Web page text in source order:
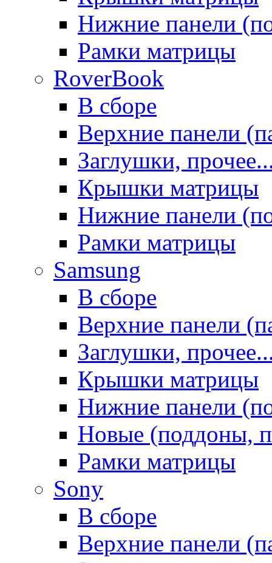
Нижние панели
Рамки матрицы
RoverBook
В сборе
Верхние панели
Заглушки,
Крышки матрицы
Нижние панели
Рамки матрицы
Samsung
В сборе
Верхние панели
Заглушки,
Крышки матрицы
Нижние панели
Новые (поддоны,
Рамки матрицы
Sony
В сборе
Верхние панели